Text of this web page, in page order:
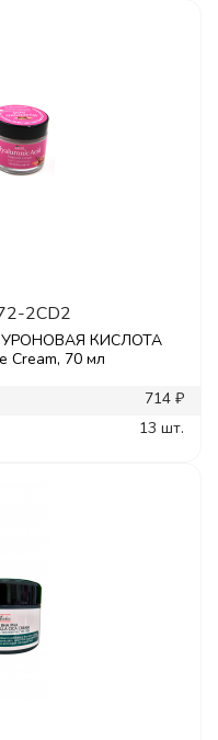
2CD2
КИСЛОТА
Cream, 70 мл
714 ₽
13 шт.